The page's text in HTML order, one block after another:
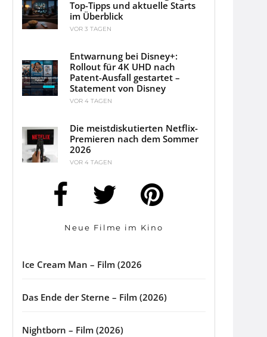
Top-Tipps und aktuelle Starts
im Überblick
VOR 3 TAGEN
Entwarnung bei Disney+:
Rollout für 4K UHD nach
Patent-Ausfall gestartet –
Statement von Disney
VOR 4 TAGEN
Die meistdiskutierten Netflix-
Premieren nach dem Sommer
2026
VOR 4 TAGEN
Neue Filme im Kino
Ice Cream Man – Film (2026
Das Ende der Sterne – Film (2026)
Nightborn – Film (2026)